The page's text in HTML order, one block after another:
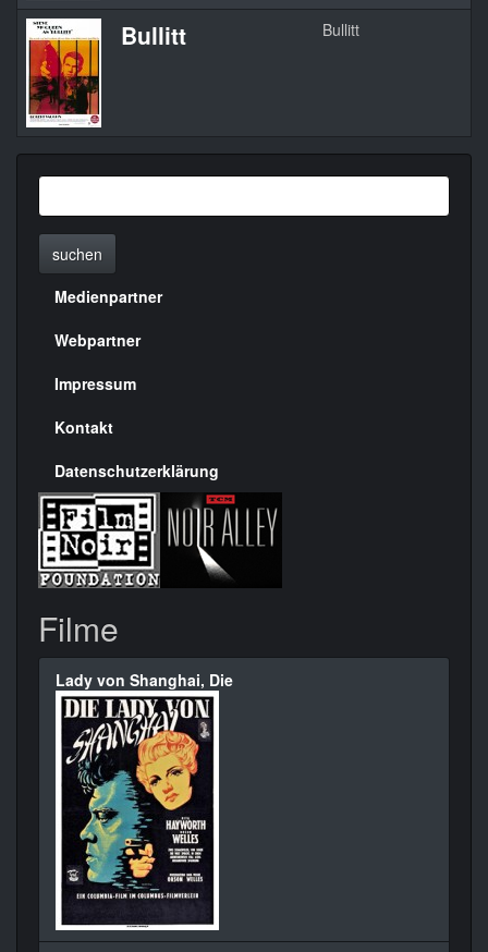
Bullitt Bullitt
suchen
Menülinks
rechte
Seite
Medienpartner
Webpartner
Impressum
Kontakt
Datenschutzerklärung
Filme
Lady von Shanghai, Die